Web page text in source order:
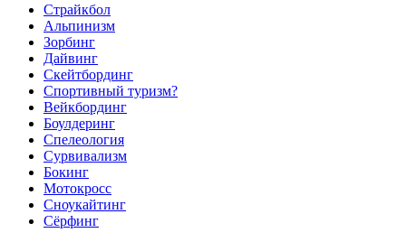
Страйкбол
Альпинизм
Зорбинг
Дайвинг
Скейтбординг
Спортивный туризм?
Вейкбординг
Боулдеринг
Спелеология
Сурвивализм
Бокинг
Мотокросс
Сноукайтинг
Сёрфинг